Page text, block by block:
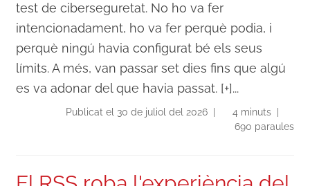
test de ciberseguretat. No ho va fer
intencionadament, ho va fer perquè podia, i
perquè ningú havia configurat bé els seus
límits. A més, van passar set dies fins que algú
es va adonar del que havia passat. [+]...
Publicat el 30 de juliol del 2026 |
4 minuts |
690 paraules